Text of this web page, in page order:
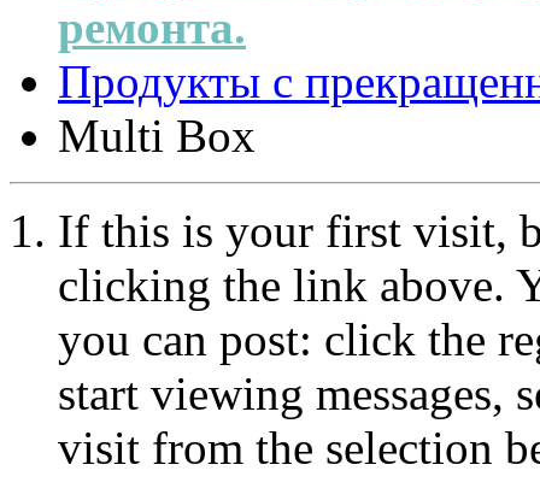
ремонта.
Продукты с
Multi Box
If this is your first visit,
clicking the link above.
you can post: click the
start viewing messages,
visit from the selection